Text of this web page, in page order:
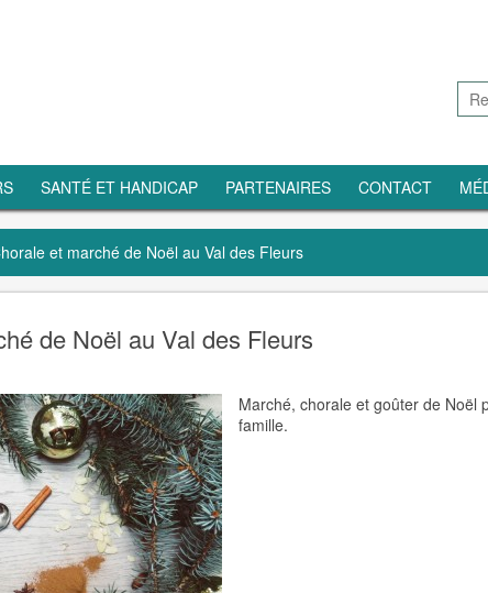
SANTÉ ET HANDICAP PARTENAIRES CONTACT
et marché de Noël au Val des Fleurs
de Noël au Val des Fleurs
Marché, chorale et goûter de Noël
famille.